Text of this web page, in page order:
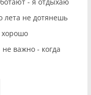
лета не дотянешь
хорошо
важно - когда